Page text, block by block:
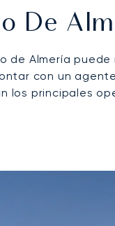
De
de Almería
con un
principales